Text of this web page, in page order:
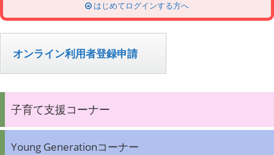
はじめてログインする方へ
オンライン利用者登録申請
子育て支援コーナー
Young Generationコーナー